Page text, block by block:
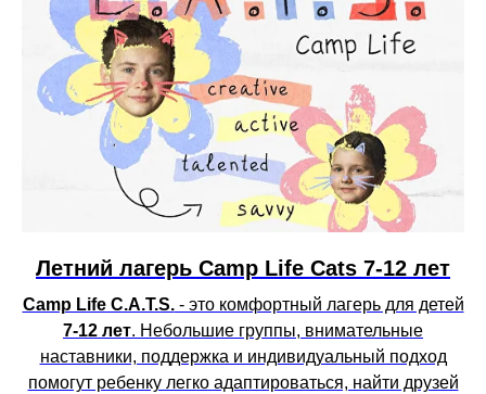
Летний лагерь Camp Life Cats 7-12 лет
Camp Life C.A.T.S.- это комфортный лагерь для детей
7-12 лет. Небольшие группы, внимательные
наставники, поддержка и индивидуальный подход
помогут ребенку легко адаптироваться, найти друзей